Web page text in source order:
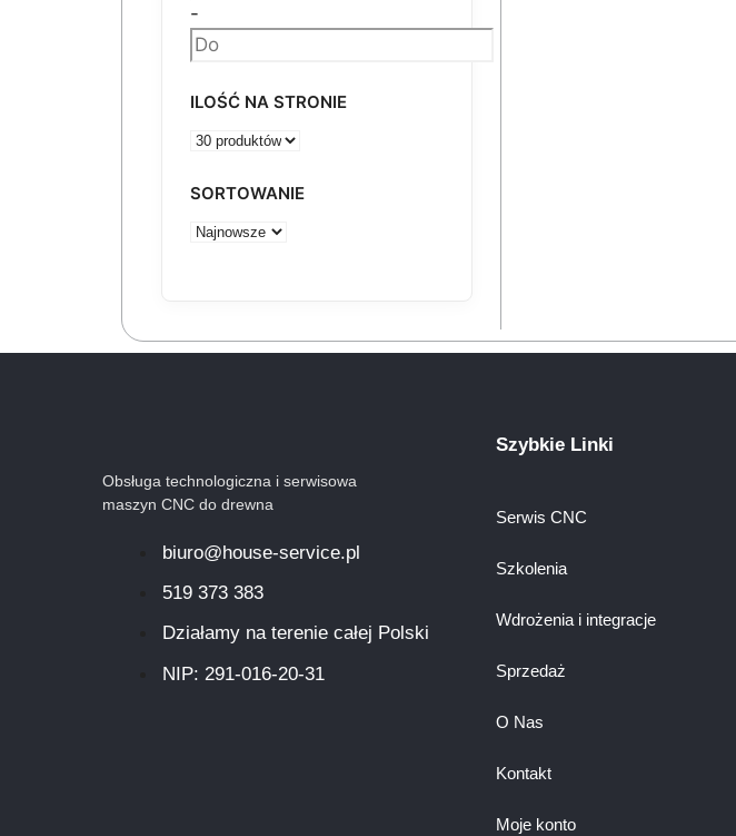
Smary
Akcesoria
-
ILOŚĆ NA STRONIE
SORTOWANIE
Obsługa technologiczna i serwisowa
maszyn CNC do drewna
biuro@house-service.pl
519 373 383
Działamy na terenie całej Polski
NIP: 291-016-20-31​
Szybkie Linki
Serwis CNC
Szkolenia
Wdrożenia i integracje
Sprzedaż
O Nas
Kontakt
Moje konto